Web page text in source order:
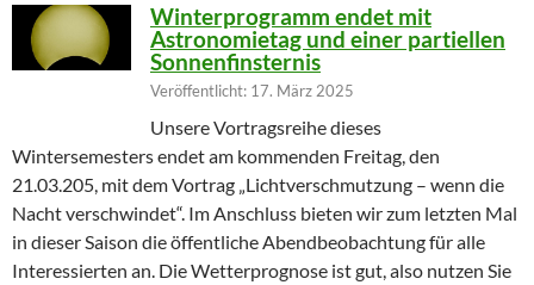
Winterprogramm endet mit
Astronomietag und einer partiellen
Sonnenfinsternis
Veröffentlicht: 17. März 2025
Unsere Vortragsreihe dieses
Wintersemesters endet am kommenden Freitag, den
21.03.205, mit dem Vortrag „Lichtverschmutzung – wenn die
Nacht verschwindet“. Im Anschluss bieten wir zum letzten Mal
in dieser Saison die öffentliche Abendbeobachtung für alle
Interessierten an. Die Wetterprognose ist gut, also nutzen Sie